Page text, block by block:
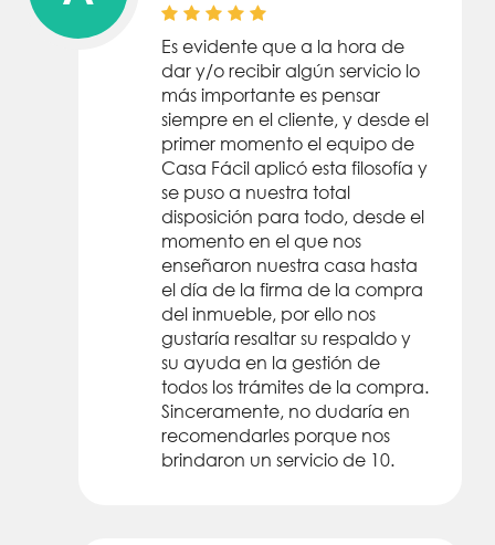
Es evidente que a la hora de
dar y/o recibir algún servicio lo
más importante es pensar
siempre en el cliente, y desde el
primer momento el equipo de
Casa Fácil aplicó esta filosofía y
se puso a nuestra total
disposición para todo, desde el
momento en el que nos
enseñaron nuestra casa hasta
el día de la firma de la compra
del inmueble, por ello nos
gustaría resaltar su respaldo y
su ayuda en la gestión de
todos los trámites de la compra.
Sinceramente, no dudaría en
recomendarles porque nos
brindaron un servicio de 10.